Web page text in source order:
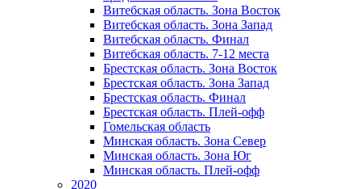
Витебская область. Зона Восток
Витебская область. Зона Запад
Витебская область. Финал
Витебская область. 7-12 места
Брестская область. Зона Восток
Брестская область. Зона Запад
Брестская область. Финал
Брестская область. Плей-офф
Гомельская область
Минская область. Зона Север
Минская область. Зона Юг
Минская область. Плей-офф
2020